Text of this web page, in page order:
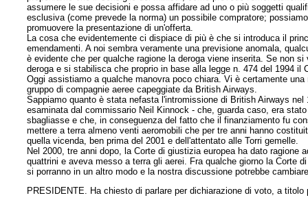
assumere le sue decisioni e possa affidare ad uno o più soggetti
esclusiva (come prevede la norma) un possibile compratore;
promuovere la presentazione di un'offerta.
La cosa che evidentemente ci dispiace di più è che si introduca il
emendamenti. A noi sembra veramente una previsione anomala,
è evidente che per qualche ragione la deroga viene inserita. Se non
deroga e si stabilisca che proprio in base alla legge n. 474 del 1994
Oggi assistiamo a qualche manovra poco chiara. Vi è certamente
gruppo di compagnie aeree capeggiate da British Airways.
Sappiamo quanto è stata nefasta l'intromissione di British Airways
esaminata dal commissario Neil Kinnock - che, guarda caso, era
sbagliasse e che, in conseguenza del fatto che il finanziamento fu
mettere a terra almeno venti aeromobili che per tre anni hanno
quella vicenda, ben prima del 2001 e dell'attentato alle Torri gemelle.
Nel 2000, tre anni dopo, la Corte di giustizia europea ha dato
quattrini e aveva messo a terra gli aerei. Fra qualche giorno la Corte
si porranno in un altro modo e la nostra discussione potrebbe
PRESIDENTE. Ha chiesto di parlare per dichiarazione di voto, a